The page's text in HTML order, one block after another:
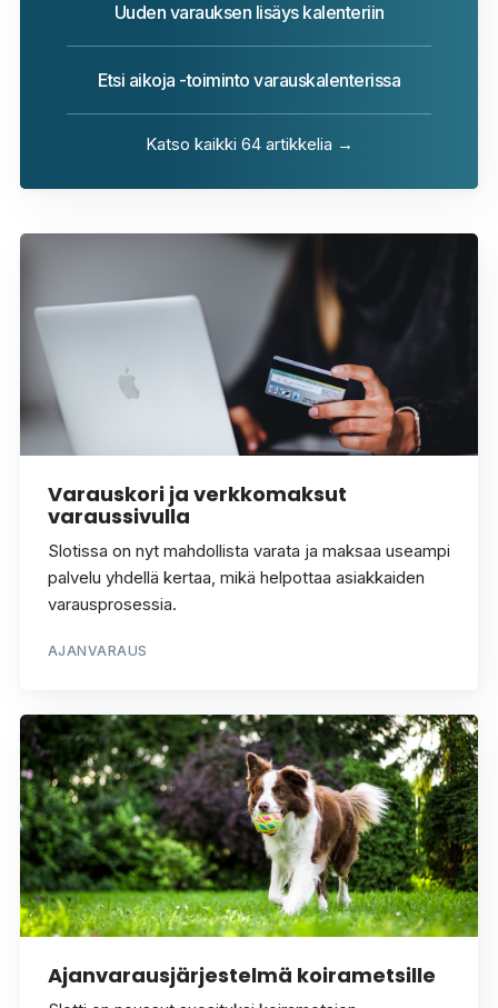
Uuden varauksen lisäys kalenteriin
Etsi aikoja -toiminto varauskalenterissa
Katso kaikki 64 artikkelia →
Varauskori ja verkkomaksut
varaussivulla
Slotissa on nyt mahdollista varata ja maksaa useampi
palvelu yhdellä kertaa, mikä helpottaa asiakkaiden
varausprosessia.
AJANVARAUS
Ajanvarausjärjestelmä koirametsille